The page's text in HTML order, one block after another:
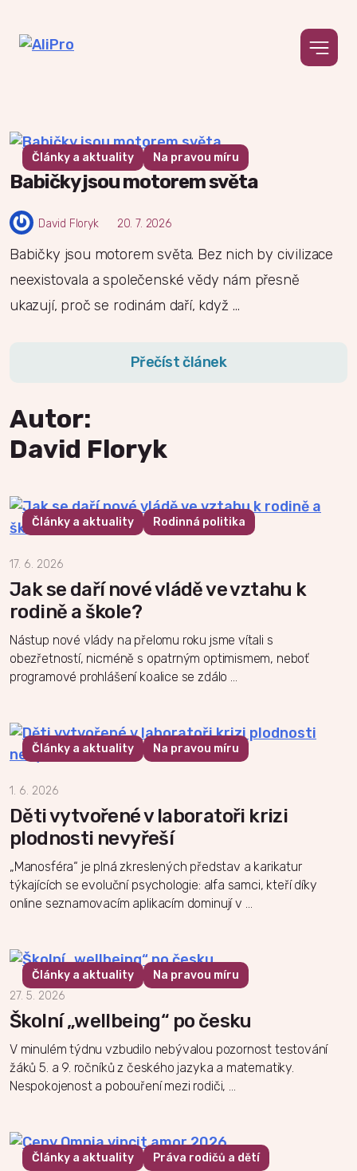
Babičky jsou motorem světa
David Floryk 20. 7. 2026
Články a aktuality Na pravou míru
Babičky jsou motorem světa. Bez nich by civilizace
neexistovala a společenské vědy nám přesně
ukazují, proč se rodinám daří, když …
Přečíst článek
Autor:
David Floryk
Jak se daří nové vládě ve vztahu k
rodině a škole?
17. 6. 2026
Články a aktuality Rodinná politika
Nástup nové vlády na přelomu roku jsme vítali s
obezřetností, nicméně s opatrným optimismem, neboť
programové prohlášení koalice se zdálo …
Děti vytvořené v laboratoři krizi
plodnosti nevyřeší
1. 6. 2026
Články a aktuality Na pravou míru
„Manosféra“ je plná zkreslených představ a karikatur
týkajících se evoluční psychologie: alfa samci, kteří díky
online seznamovacím aplikacím dominují v …
Školní „wellbeing“ po česku
27. 5. 2026
Články a aktuality Na pravou míru
V minulém týdnu vzbudilo nebývalou pozornost testování
žáků 5. a 9. ročníků z českého jazyka a matematiky.
Nespokojenost a pobouření mezi rodiči, …
Články a aktuality Práva rodičů a dětí